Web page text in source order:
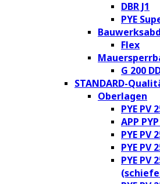
DBR J1
PYE
Flex
G 200
STANDARD-
Oberlagen
PYE PV
APP
PYE PV
PYE PV
PYE PV